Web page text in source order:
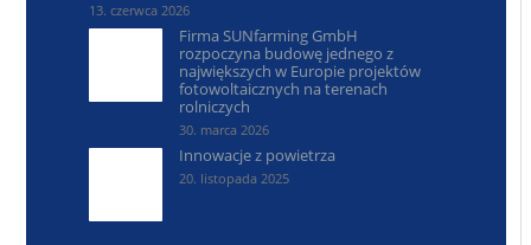
13. czerwca 2026
Firma SUNfarming GmbH
rozpoczyna budowę jednego z
największych w Europie projektów
fotowoltaicznych na terenach
rolniczych
30. marca 2026
Innowacje z powietrza
20. listopada 2025